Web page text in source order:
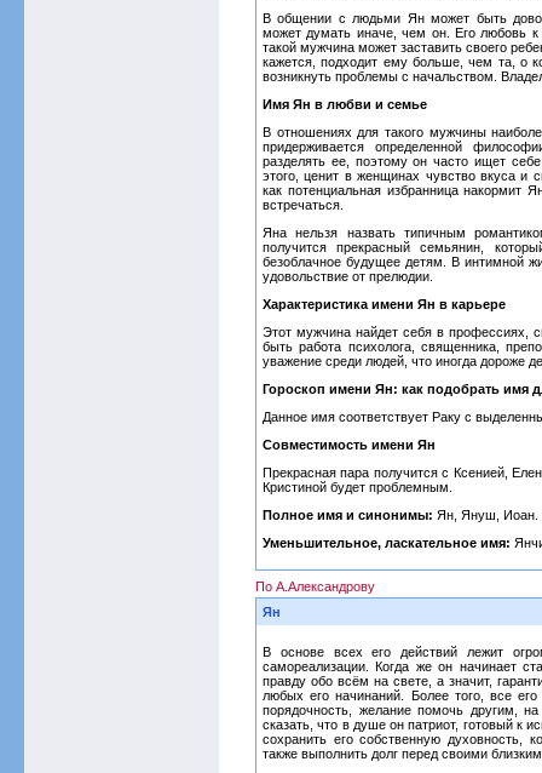
В общении с людьми Ян может быть
может думать иначе, чем он. Его любовь к
такой мужчина может заставить своего
кажется, подходит ему больше, чем та, о
возникнуть проблемы с начальством.
Имя Ян в любви и семье
В отношениях для такого мужчины
придерживается определенной
разделять ее, поэтому он часто ищет
этого, ценит в женщинах чувство вкуса и
как потенциальная избранница накормит
встречаться.
Яна нельзя назвать типичным
получится прекрасный семьянин,
безоблачное будущее детям. В интимной
удовольствие от прелюдии.
Характеристика имени Ян в карьере
Этот мужчина найдет себя в профессиях,
быть работа психолога, священника,
уважение среди людей, что иногда дороже
Гороскоп имени Ян: как подобрать имя
Данное имя соответствует Раку с
Совместимость имени Ян
Прекрасная пара получится с Ксенией,
Кристиной будет проблемным.
Полное имя и синонимы: Ян, Януш, Иоан.
Уменьшительное, ласкательное имя:
По А.Александрову
Ян
В основе всех его действий лежит
самореализации. Когда же он начинает
правду обо всём на свете, а значит,
любых его начинаний. Более того, все
порядочность, желание помочь другим,
сказать, что в душе он патриот, готовый
сохранить его собственную духовность,
также выполнить долг перед своими